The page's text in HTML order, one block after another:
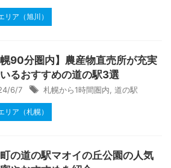
リア（旭川）
幌90分圏内】農産物直売所が充実
るおすすめの道の駅3選
6/7 札幌から1時間圏内 道の駅
リア（札幌）
の道の駅マオイの丘公園の人気